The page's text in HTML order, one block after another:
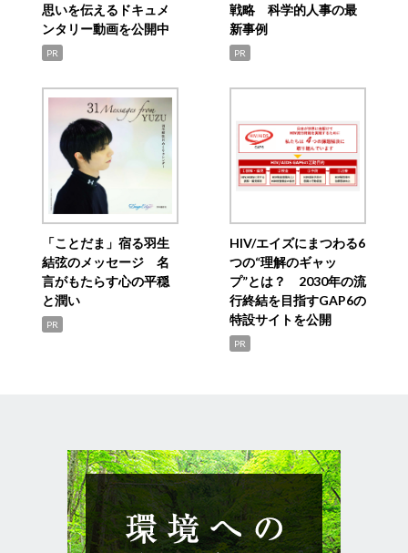
思いを伝えるドキュメ
ンタリー動画を公開中
PR
戦略 科学的人事の最
新事例
PR
「ことだま」宿る羽生
結弦のメッセージ 名
言がもたらす心の平穏
と潤い
PR
HIV/エイズにまつわる6
つの“理解のギャッ
プ”とは？ 2030年の流
行終結を目指すGAP6の
特設サイトを公開
PR